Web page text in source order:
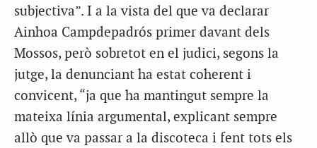
subjectiva”. I a la vista del que va declarar
Ainhoa Campdepadrós primer davant dels
Mossos, però sobretot en el judici, segons la
jutge, la denunciant ha estat coherent i
convicent, “ja que ha mantingut sempre la
mateixa línia argumental, explicant sempre
allò que va passar a la discoteca i fent tots els